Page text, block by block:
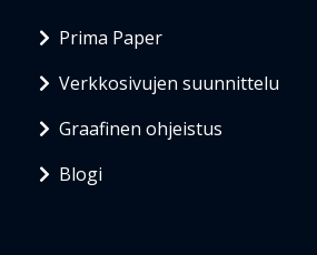
Prima Paper
Verkkosivujen suunnittelu
Graafinen ohjeistus
Blogi